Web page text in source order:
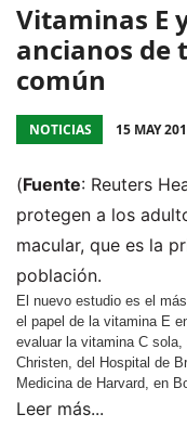
Vitaminas E
ancianos de
común
NOTICIAS 15 MAY
(Fuente: Reuters
protegen a los
macular, que es la
población.
El nuevo estudio es el
el papel de la vitamina E
evaluar la vitamina C
Christen, del Hospital de
Medicina de Harvard, en
Leer más...